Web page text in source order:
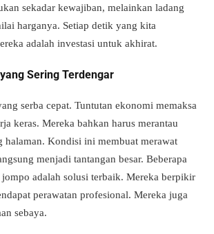
sekadar kewajiban, melainkan ladang
harganya. Setiap detik yang kita
adalah investasi untuk akhirat.
Sering Terdengar
serba cepat. Tuntutan ekonomi memaksa
keras. Mereka bahkan harus merantau
halaman. Kondisi ini membuat merawat
menjadi tantangan besar. Beberapa
jompo adalah solusi terbaik. Mereka berpikir
perawatan profesional. Mereka juga
sebaya.